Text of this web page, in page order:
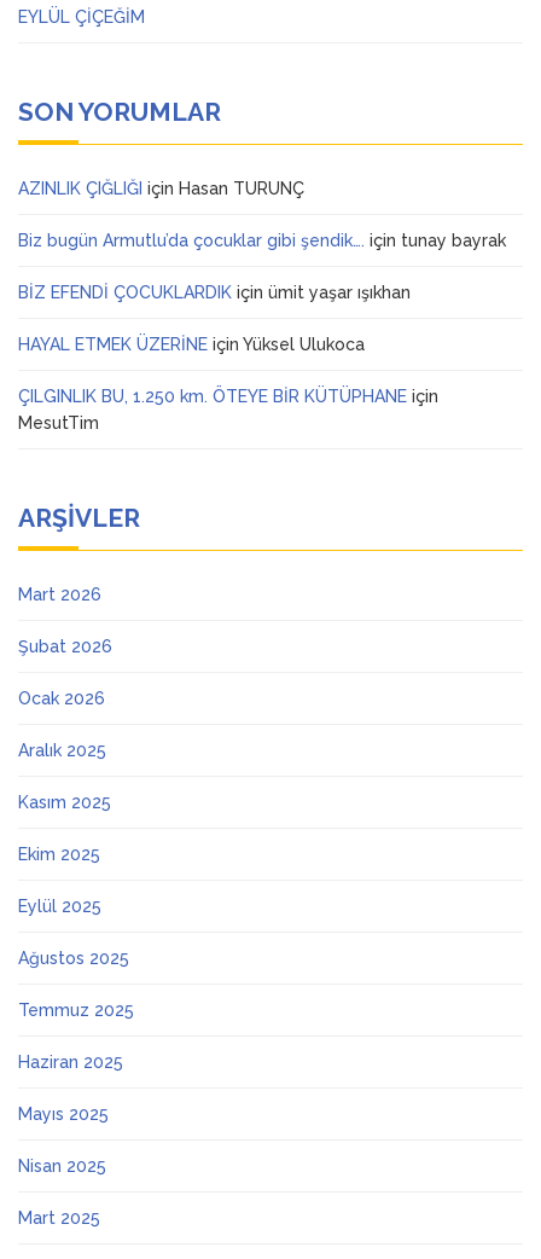
EYLÜL ÇİÇEĞİM
SON YORUMLAR
AZINLIK ÇIĞLIĞI için Hasan TURUNÇ
Biz bugün Armutlu’da çocuklar gibi şendik…. için tunay bayrak
BİZ EFENDİ ÇOCUKLARDIK için ümit yaşar ışıkhan
HAYAL ETMEK ÜZERİNE için Yüksel Ulukoca
ÇILGINLIK BU, 1.250 km. ÖTEYE BİR KÜTÜPHANE için
MesutTim
ARŞIVLER
Mart 2026
Şubat 2026
Ocak 2026
Aralık 2025
Kasım 2025
Ekim 2025
Eylül 2025
Ağustos 2025
Temmuz 2025
Haziran 2025
Mayıs 2025
Nisan 2025
Mart 2025